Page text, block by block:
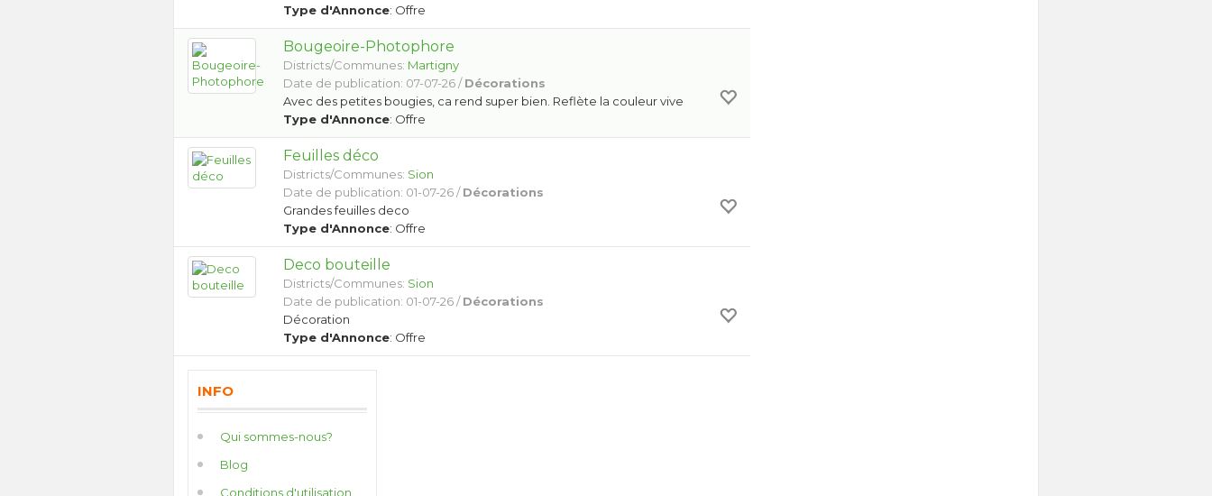
Type d'Annonce: Offre
Bougeoire-Photophore
Districts/Communes: Martigny
Date de publication: 07-07-26 /Décorations
Avec des petites bougies, ca rend super bien. Reflète la couleur vive
Type d'Annonce: Offre
Feuilles déco
Districts/Communes: Sion
Date de publication: 01-07-26 /Décorations
Grandes feuilles deco
Type d'Annonce: Offre
Deco bouteille
Districts/Communes: Sion
Date de publication: 01-07-26 /Décorations
Décoration
Type d'Annonce: Offre
INFO
Qui sommes-nous?
Blog
Conditions d'utilisation